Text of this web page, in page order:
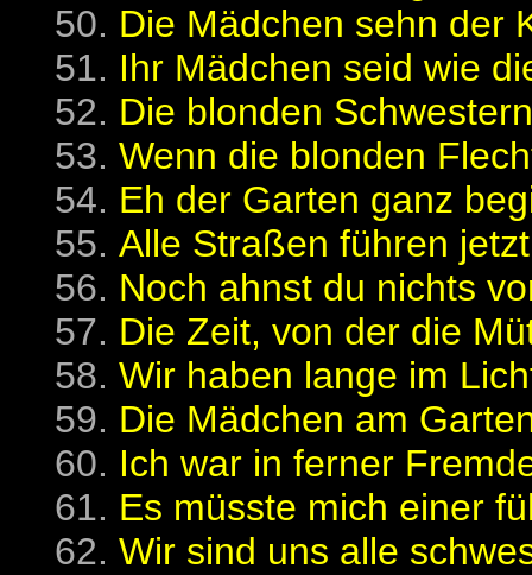
Die Mädchen sehn der
Ihr Mädchen seid wie
Die blonden
Wenn die blonden
Eh der Garten ganz
Alle Straßen führen
Noch ahnst du nichts
Die Zeit, von der die
Wir haben lange im
Die Mädchen am
Ich war in ferner
Es müsste mich einer
Wir sind uns alle